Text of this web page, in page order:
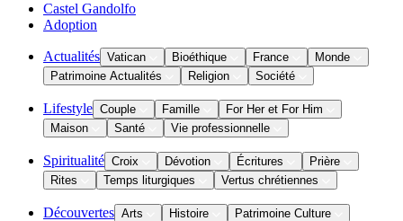
Castel Gandolfo
Adoption
Actualités Vatican Bioéthique France
Monde
Patrimoine Actualités
Religion Société
Lifestyle Couple Famille
For Her et For Him
Maison
Santé Vie professionnelle
Spiritualité Croix Dévotion Écritures
Prière
Rites
Temps liturgiques Vertus chrétiennes
Découvertes Arts Histoire
Patrimoine Culture